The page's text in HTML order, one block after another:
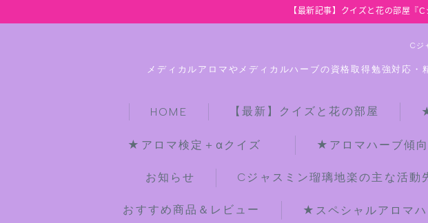
【最新記事】クイズと花の部屋
Cジ
メディカルアロマやメディカルハーブの資格取得勉強対応
HOME 【最新】クイズと花の部屋
★アロマ検定＋αクイズ ★アロマハーブ傾
お知らせ Cジャスミン瑠璃地楽の主な活動
おすすめ商品＆レビュー ★スペシャルアロマ
【最新】クイ
★全種/アロマ